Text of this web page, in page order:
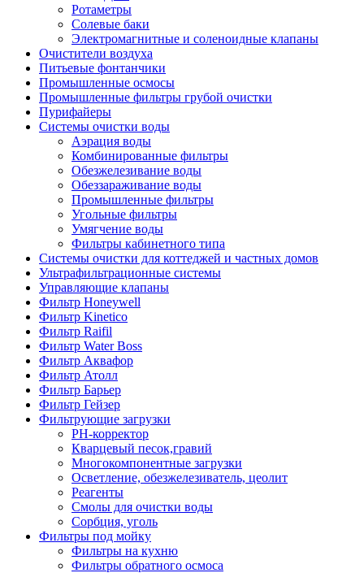
Ротаметры
Солевые баки
Электромагнитные и соленоидные клапаны
Очистители воздуха
Питьевые фонтанчики
Промышленные осмосы
Промышленные фильтры грубой очистки
Пурифайеры
Системы очистки воды
Аэрация воды
Комбинированные фильтры
Обезжелезивание воды
Обеззараживание воды
Промышленные фильтры
Угольные фильтры
Умягчение воды
Фильтры кабинетного типа
Системы очистки для коттеджей и частных домов
Ультрафильтрационные системы
Управляющие клапаны
Фильтр Honeywell
Фильтр Kinetico
Фильтр Raifil
Фильтр Water Boss
Фильтр Аквафор
Фильтр Атолл
Фильтр Барьер
Фильтр Гейзер
Фильтрующие загрузки
PH-корректор
Кварцевый песок,гравий
Многокомпонентные загрузки
Осветление, обезжелезиватель, цеолит
Реагенты
Смолы для очистки воды
Сорбция, уголь
Фильтры под мойку
Фильтры на кухню
Фильтры обратного осмоса